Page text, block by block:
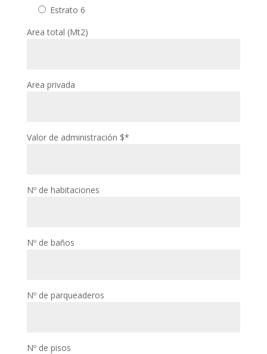
Estrato 6
Area total (Mt2)
Area privada
Valor de administración $*
Nº de habitaciones
Nº de baños
Nº de parqueaderos
Nº de pisos